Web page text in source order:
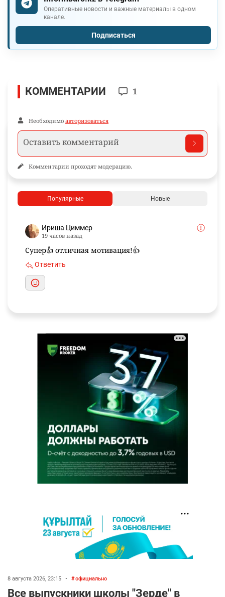
Оперативные новости и важные материалы в одном
канале.
Подписаться
КОММЕНТАРИИ 1
Необходимо авторизоваться
Комментарии проходят модерацию.
Популярные Новые
Ириша Циммер
19 часов назад
Супер👍 отличная мотивация!👍
Ответить
8 августа 2026, 23:15 • официально
Все выпускники школы "Зерде" в